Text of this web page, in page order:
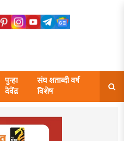
पुन्हा
देवेंद्र
संघ शताब्दी वर्ष
विशेष